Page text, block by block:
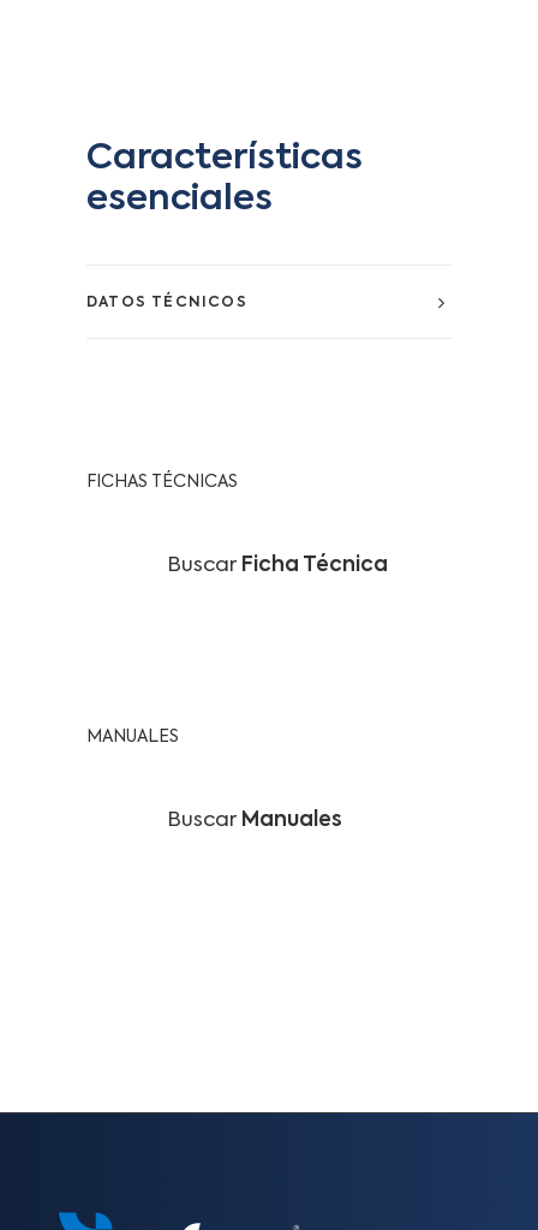
Características
esenciales
DATOS TÉCNICOS
FICHAS TÉCNICAS
Buscar Ficha Técnica
MANUALES
Buscar Manuales